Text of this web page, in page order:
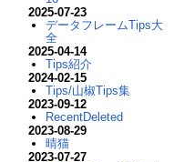
2025-07-23
データフレームTips大
全
2025-04-14
Tips紹介
2024-02-15
Tips/山椒Tips集
2023-09-12
RecentDeleted
2023-08-29
晴猫
2023-07-27